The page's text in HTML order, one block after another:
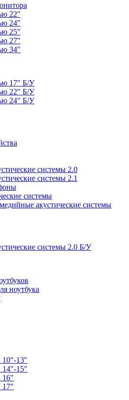
22"
24"
25"
27"
34"
17" Б/У
22" Б/У
24" Б/У
системы 2.0
системы 2.1
системы
акустические системы
системы 2.0 Б/У
ноутбука
10"-13"
14"-15"
16"
17"